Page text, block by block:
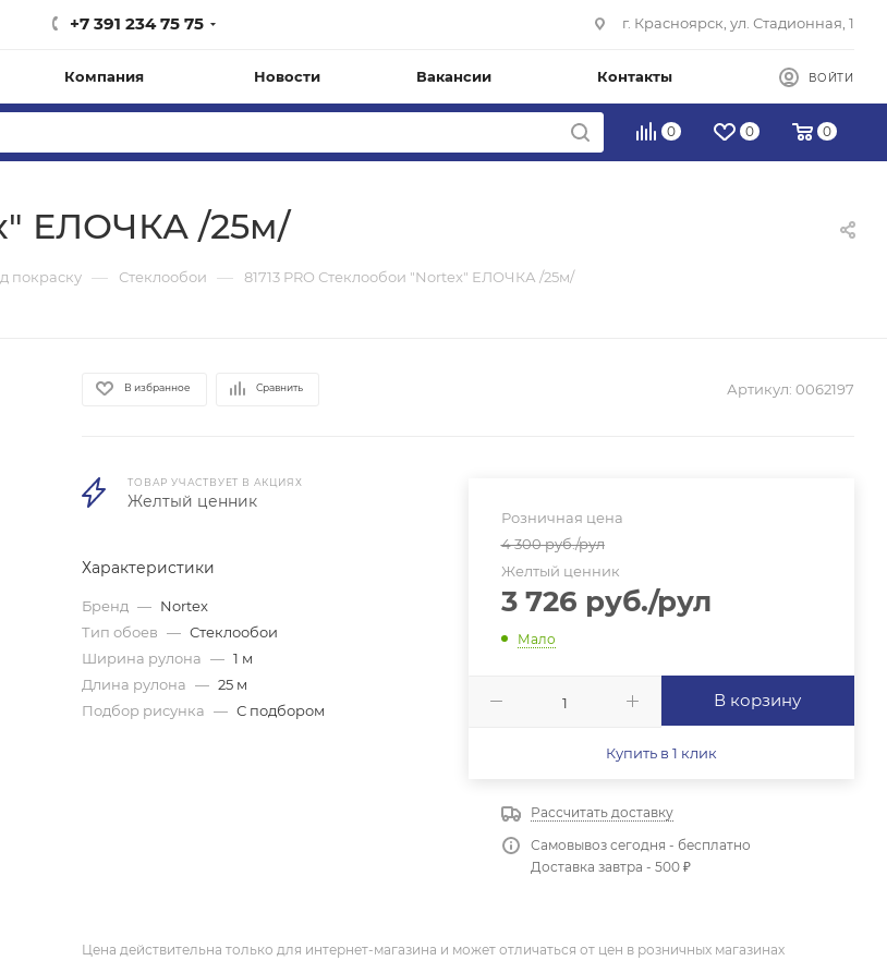
+7 391 234 75 75 г. Красноярск, ул. Стадионная, 1
Компания Новости Вакансии Контакты ВОЙТИ
0 0 0
ЕЛОЧКА /25м/
покраску — Стеклообои — 81713 PRO Стеклообои "Nortex" ЕЛОЧКА /25м/
В избранное Сравнить Артикул: 0062197
ТОВАР УЧАСТВУЕТ В АКЦИЯХ
Желтый ценник
Характеристики
Бренд — Nortex
Тип обоев — Стеклообои
Ширина рулона — 1 м
Длина рулона — 25 м
Подбор рисунка — С подбором
Розничная цена
4 300руб./рул
Желтый ценник
3 726 руб./рул
Мало
В корзину
Купить в 1 клик
Рассчитать доставку
Самовывоз сегодня - бесплатно
Доставка завтра - 500 ₽
Цена действительна только для интернет-магазина и может отличаться от цен в розничных магазинах